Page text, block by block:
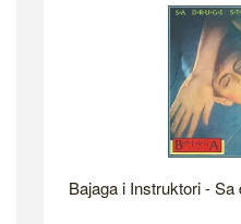
Bajaga i Instruktori -